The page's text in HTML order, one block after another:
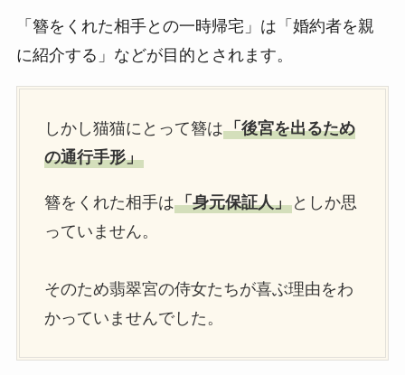
「簪をくれた相手との一時帰宅」は「婚約者を親
に紹介する」などが目的とされます。
しかし猫猫にとって簪は「後宮を出るため
の通行手形」
簪をくれた相手は「身元保証人」としか思
っていません。
そのため翡翠宮の侍女たちが喜ぶ理由をわ
かっていませんでした。